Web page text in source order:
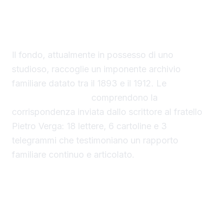
Il fondo, attualmente in possesso di uno
studioso, raccoglie un imponente archivio
familiare datato tra il 1893 e il 1912. Le
comprendono la
corrispondenza inviata dallo scrittore al fratello
Pietro Verga: 18 lettere, 6 cartoline e 3
telegrammi che testimoniano un rapporto
familiare continuo e articolato.